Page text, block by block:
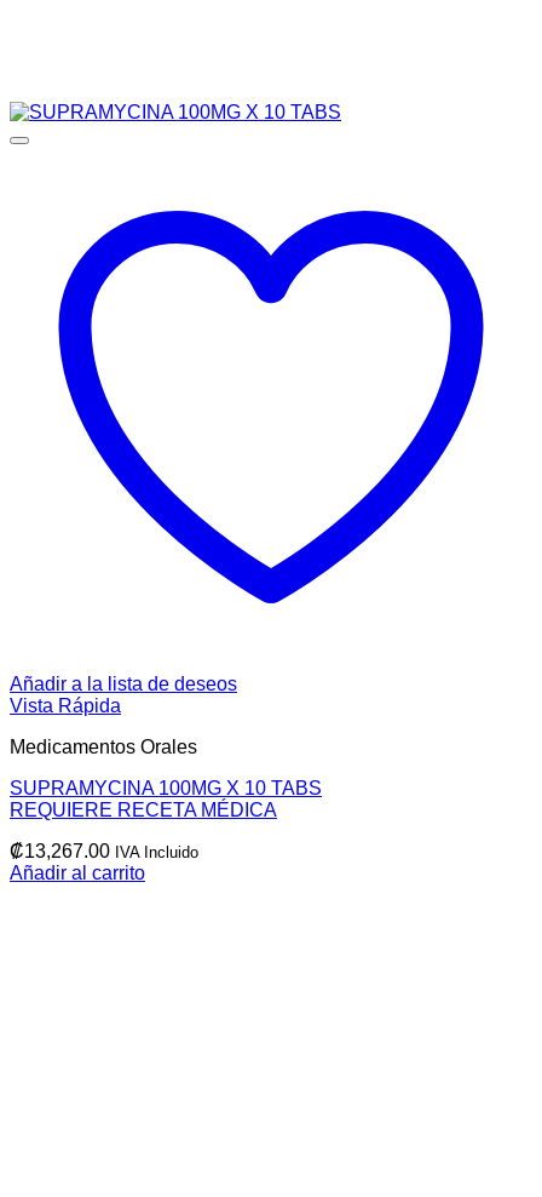
Añadir a la lista de deseos
Vista Rápida
Medicamentos Orales
SUPRAMYCINA 100MG X 10 TABS
REQUIERE RECETA MÉDICA
₡13,267.00 IVA Incluido
Añadir al carrito